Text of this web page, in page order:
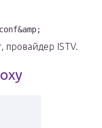
провайдер ISTV.